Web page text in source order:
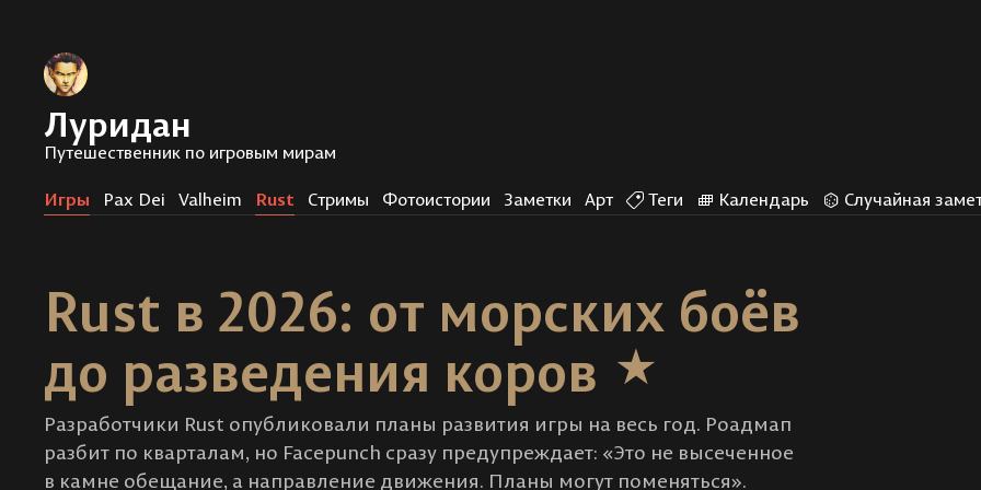
Луридан
Путешественник по игровым мирам
Игры Pax Dei Valheim Rust Стримы Фотоистории Заметки Арт Теги Календарь Случайная
Rust в 2026: от морских боёв
до разведения коров
Разработчики Rust опубликовали планы развития игры на весь год. Роадмап
разбит по кварталам, но Facepunch сразу предупреждает: «Это не высеченное
в камне обещание, а направление движения. Планы могут поменяться».